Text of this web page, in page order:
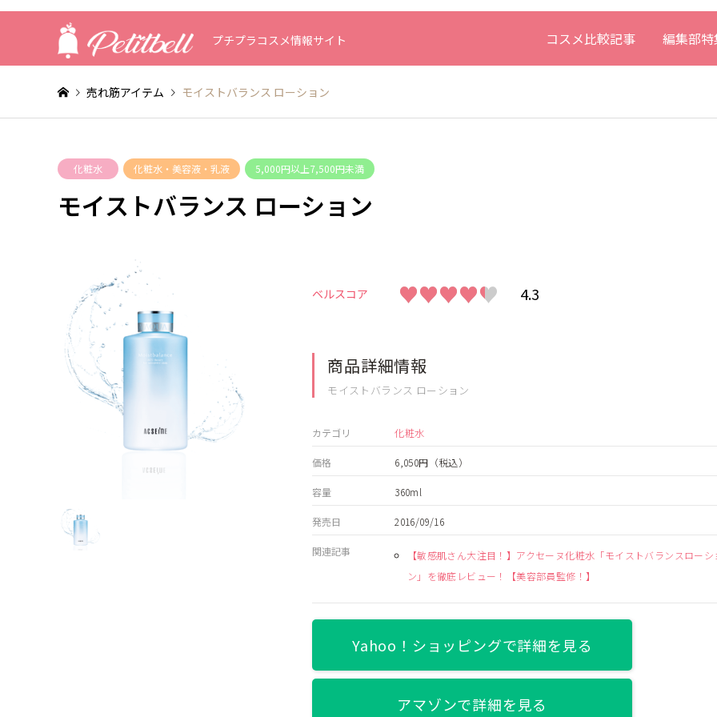
プチプラコスメ情報サイト コスメ比較記事 編集部
売れ筋アイテム モイストバランス ローション
化粧水 化粧水・美容液・乳液 5,000円以上7,500円未満
モイストバランス ローション
ベルスコア ♥♥♥♥♥
♥♥♥♥♥ 4.3
商品詳細情報
モイストバランス ローション
カテゴリ 化粧水
価格 6,050円 （税込）
容量 360ml
発売日 2016/09/16
関連記事
【敏感肌さん大注目！】アクセーヌ化粧水「モイストバランスローシ
ン」を徹底レビュー！【美容部員監修！】
Yahoo！ショッピングで詳細を見る
アマゾンで詳細を見る